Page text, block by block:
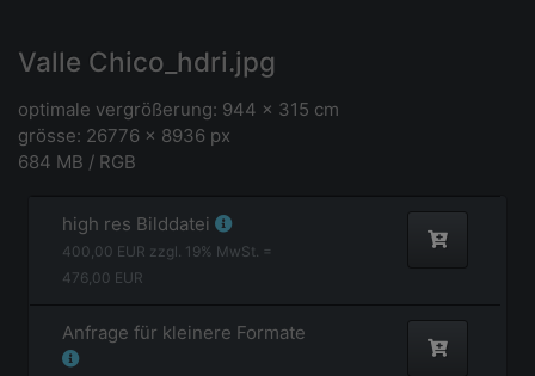
Valle Chico_hdri.jpg
optimale vergrößerung: 944 x 315 cm
grösse: 26776 × 8936 px
684 MB / RGB
high res Bilddatei
400,00 EUR zzgl. 19% MwSt. =
476,00 EUR
Anfrage für kleinere Formate